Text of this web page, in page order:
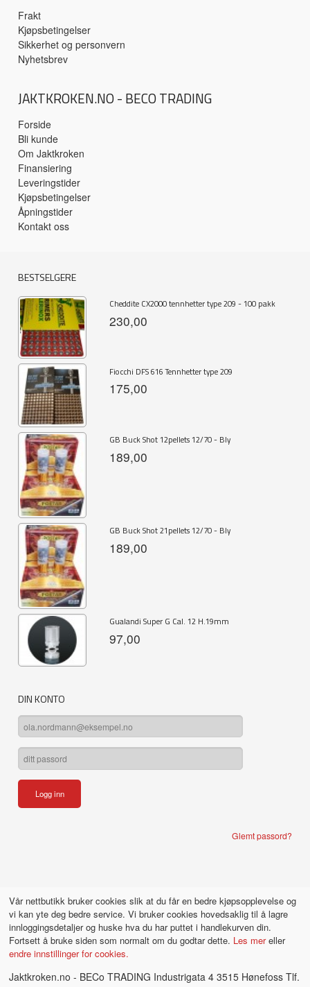
Frakt
Kjøpsbetingelser
Sikkerhet og personvern
Nyhetsbrev
JAKTKROKEN.NO - BECO TRADING
Forside
Bli kunde
Om Jaktkroken
Finansiering
Leveringstider
Kjøpsbetingelser
Åpningstider
Kontakt oss
BESTSELGERE
Cheddite CX2000 tennhetter type 209 - 100 pakk
230,00
Fiocchi DFS 616 Tennhetter type 209
175,00
GB Buck Shot 12pellets 12/70 - Bly
189,00
GB Buck Shot 21pellets 12/70 - Bly
189,00
Gualandi Super G Cal. 12 H.19mm
97,00
DIN KONTO
Glemt passord?
Vår nettbutikk bruker cookies slik at du får en bedre kjøpsopplevelse og
vi kan yte deg bedre service. Vi bruker cookies hovedsaklig til å lagre
innloggingsdetaljer og huske hva du har puttet i handlekurven din.
Fortsett å bruke siden som normalt om du godtar dette. Les mereller
endre innstillinger for cookies.
Jaktkroken.no - BECo TRADING Industrigata 4 3515 Hønefoss Tlf.